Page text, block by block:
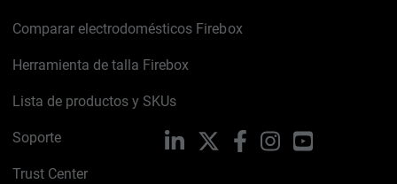
Comparar electrodomésticos Firebox
Herramienta de talla Firebox
Lista de productos y SKUs
Soporte
Trust Center
LinkedIn FacebookInstagramYouTube